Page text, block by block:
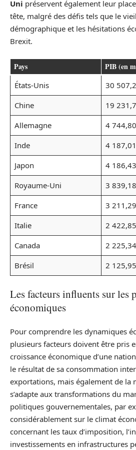
Uni préservent également leur
tête, malgré des défis tels que le
démographique et les hésitations
Brexit.
Pays PIB (en
États-Unis
30
Chine
19
Allemagne
4
Inde
4
Japon
4
Royaume-Uni
3
France
3
Italie
2
Canada
2
Brésil
2
Les facteurs influents sur les
économiques
Pour comprendre les dynamiques
plusieurs facteurs doivent être pris
croissance économique d’une
le résultat de sa consommation
exportations, mais également de la
s’adapte aux transformations du
politiques gouvernementales, par
considérablement sur le climat
concernant les taux d’imposition,
investissements en infrastructures